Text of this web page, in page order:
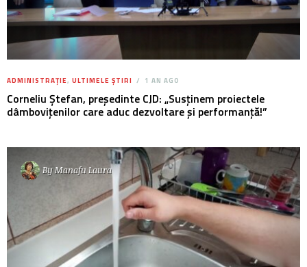
ADMINISTRAȚIE, ULTIMELE ȘTIRI 1 AN AGO
Corneliu Ștefan, președinte CJD: „Susținem proiectele
dâmbovițenilor care aduc dezvoltare și performanță!”
ByManafu Laura